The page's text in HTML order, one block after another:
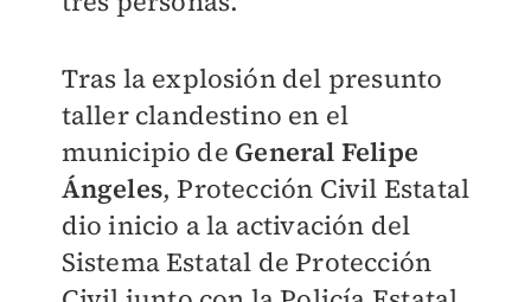
Tras la explosión del presunto
taller clandestino en el
municipio de General Felipe
Ángeles, Protección Civil Estatal
dio inicio a la activación del
Sistema Estatal de Protección